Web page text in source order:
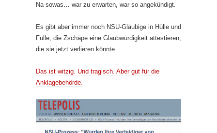
Na sowas… war zu erwarten, war so angekündigt.
Es gibt aber immer noch NSU-Gläubige in Hülle und
Fülle, die Zschäpe eine Glaubwürdigkeit attestieren,
die sie jetzt verlieren könnte.
Das ist witzig. Und tragisch. Aber gut für die
Anklagebehörde.